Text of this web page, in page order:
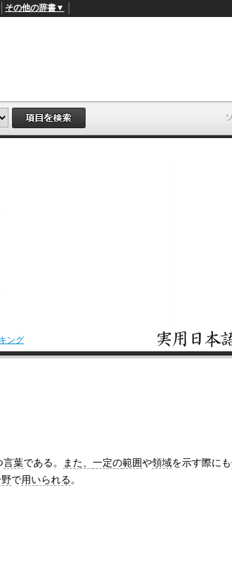
その他の辞書▼
ング
言葉である。 また、 一定の範囲や領域を示す際にも
で用いられる。